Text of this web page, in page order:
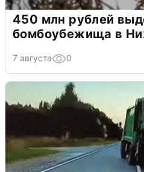
450 млн рублей
бомбоубежища в
7 августа 0